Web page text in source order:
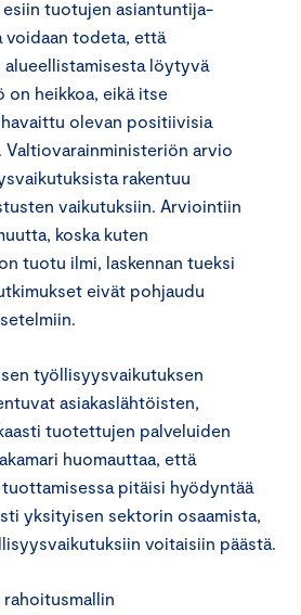
tuotujen asiantuntija-
todeta, että
löytyvä
on heikkoa, eikä itse
olevan positiivisia
arvio
rakentuu
vaikutuksiin. Arviointiin
koska kuten
tuotu ilmi, laskennan tueksi
eivät pohjaudu
työllisyysvaikutuksen
asiakaslähtöisten,
tuotettujen palveluiden
huomauttaa, että
pitäisi hyödyntää
yksityisen sektorin osaamista,
voitaisiin päästä.